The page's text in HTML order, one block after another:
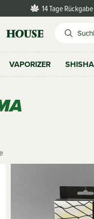
14 Tage Rückgabe
VAPORIZER